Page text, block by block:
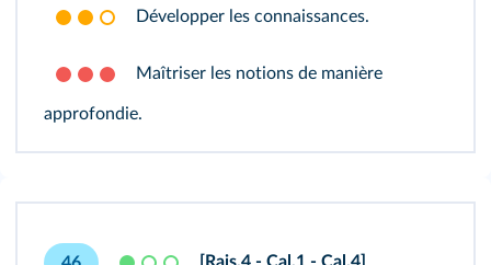
Développer les connaissances.
Maîtriser les notions de manière
approfondie.